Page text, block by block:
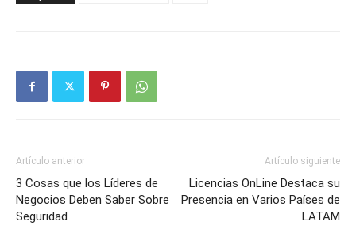
Artículo anterior
3 Cosas que los Líderes de
Negocios Deben Saber Sobre
Seguridad
Artículo siguiente
Licencias OnLine Destaca su
Presencia en Varios Países de
LATAM